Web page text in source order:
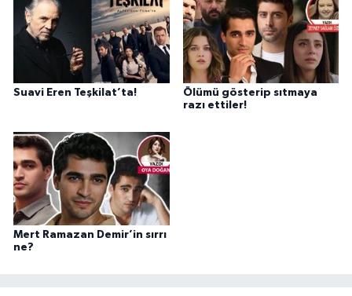
Suavi Eren Teşkilat’ta!
Ölümü gösterip sıtmaya
razı ettiler!
Mert Ramazan Demir’in sırrı
ne?